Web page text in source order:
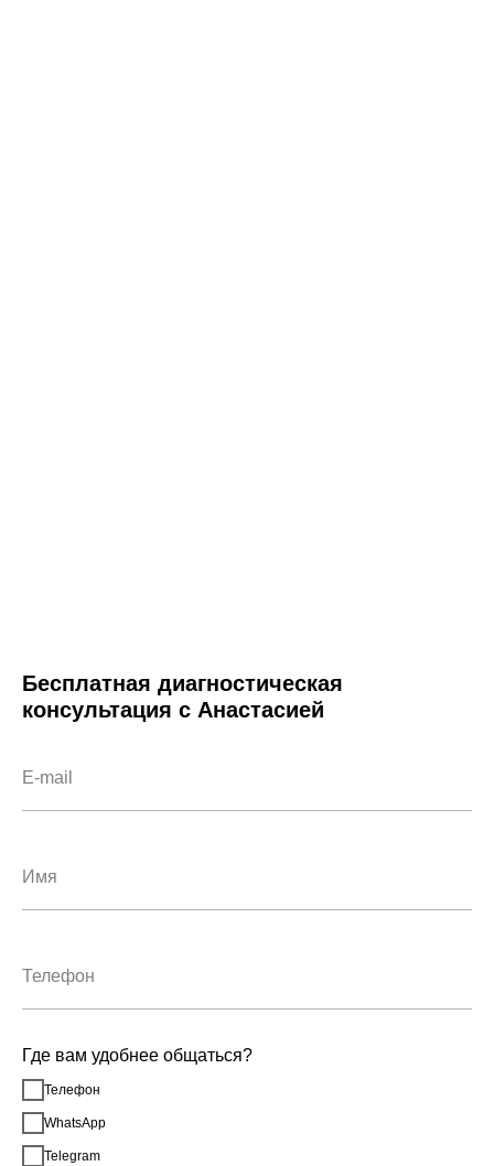
Бесплатная диагностическая
консультация с Анастасией
Где вам удобнее общаться?
Телефон
WhatsApp
Telegram